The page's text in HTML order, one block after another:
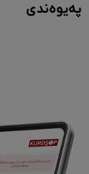
پەیوەندی